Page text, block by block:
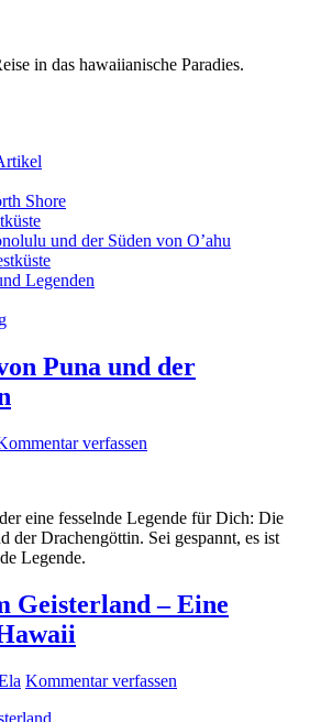
in das hawaiianische Paradies.
Shore
und der Süden von O’ahu
Legenden
Puna und der
verfassen
eine fesselnde Legende für Dich: Die
der Drachengöttin. Sei gespannt, es ist
Legende.
Geisterland – Eine
Kommentar verfassen